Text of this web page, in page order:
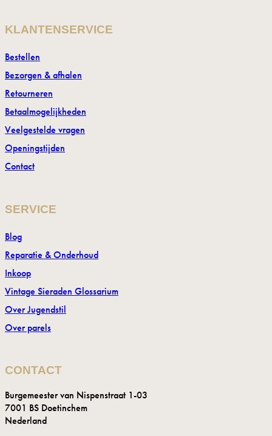
KLANTENSERVICE
Bestellen
Bezorgen & afhalen
Retourneren
Betaalmogelijkheden
Veelgestelde vragen
Openingstijden
Contact
SERVICE
Blog
Reparatie & Onderhoud
Inkoop
Vintage Sieraden Glossarium
Over Jugendstil
Over parels
CONTACT
Burgemeester van Nispenstraat 1-03
7001 BS Doetinchem
Nederland